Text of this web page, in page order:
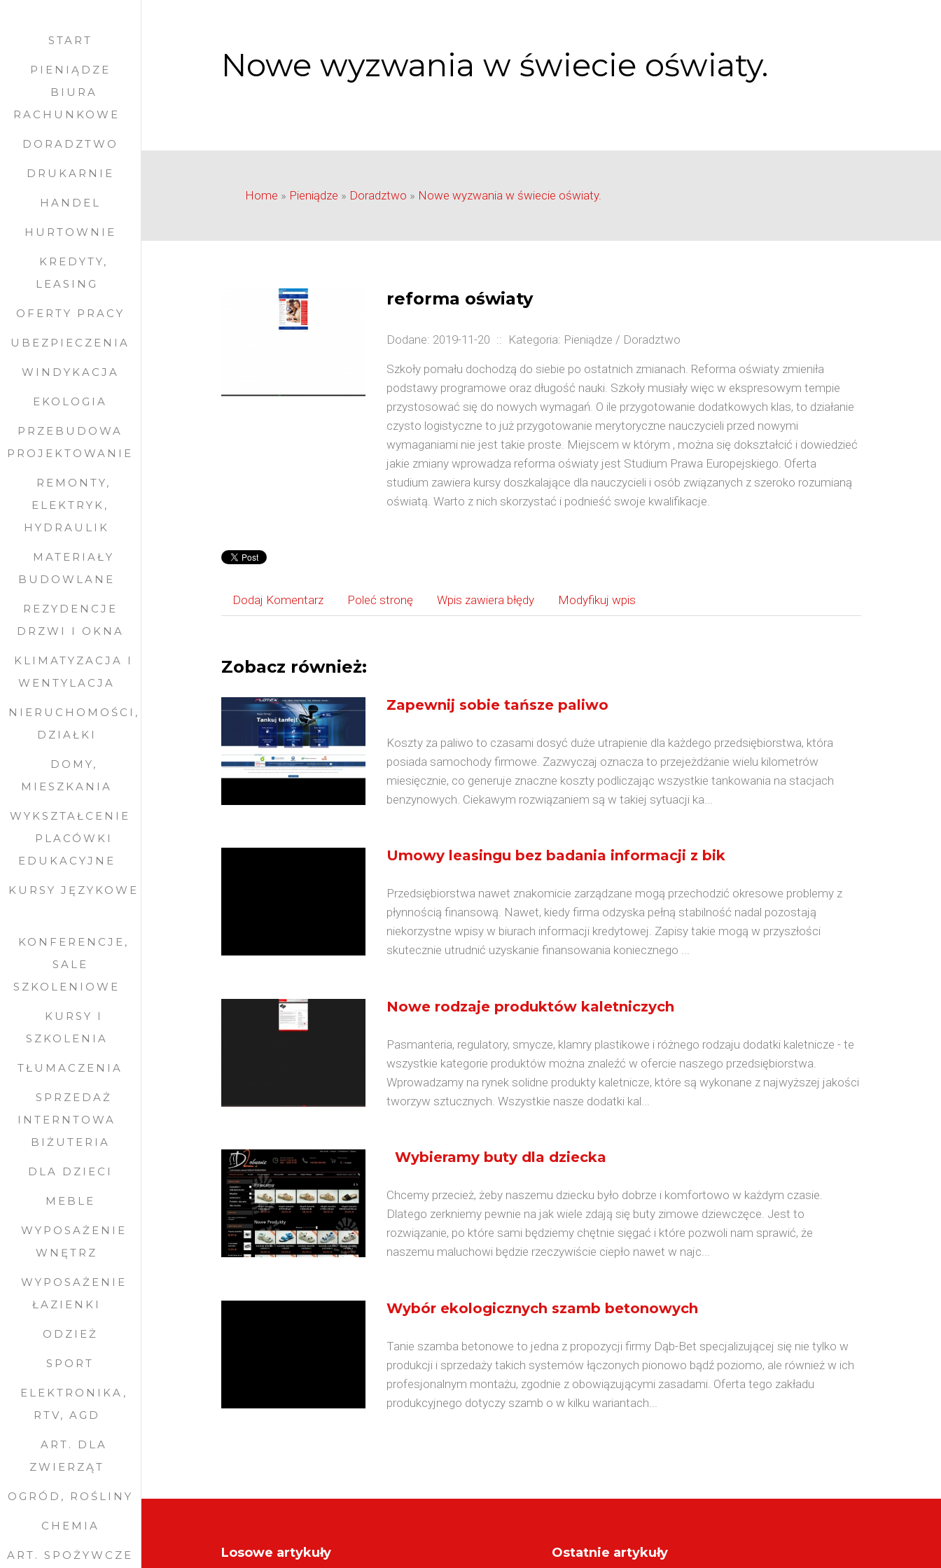
START
PIENIĄDZE
BIURA
RACHUNKOWE
DORADZTWO
DRUKARNIE
HANDEL
HURTOWNIE
KREDYTY,
LEASING
OFERTY PRACY
UBEZPIECZENIA
WINDYKACJA
EKOLOGIA
PRZEBUDOWA
PROJEKTOWANIE
REMONTY,
ELEKTRYK,
HYDRAULIK
MATERIAŁY
BUDOWLANE
REZYDENCJE
DRZWI I OKNA
KLIMATYZACJA I
WENTYLACJA
NIERUCHOMOŚCI,
DZIAŁKI
DOMY,
MIESZKANIA
WYKSZTAŁCENIE
PLACÓWKI
EDUKACYJNE
KURSY JĘZYKOWE
KONFERENCJE,
SALE
SZKOLENIOWE
KURSY I
SZKOLENIA
TŁUMACZENIA
SPRZEDAŻ
INTERNTOWA
BIŻUTERIA
DLA DZIECI
MEBLE
WYPOSAŻENIE
WNĘTRZ
WYPOSAŻENIE
ŁAZIENKI
ODZIEŻ
SPORT
ELEKTRONIKA,
RTV, AGD
ART. DLA
ZWIERZĄT
OGRÓD, ROŚLINY
CHEMIA
ART. SPOŻYWCZE
Nowe wyzwania w świecie oświaty.
Home » Pieniądze » Doradztwo » Nowe wyzwania w świecie oświaty.
reforma oświaty
Dodane: 2019-11-20 :: Kategoria: Pieniądze / Doradztwo
Szkoły pomału dochodzą do siebie po ostatnich zmianach. Reforma oświaty zmieniła
podstawy programowe oraz długość nauki. Szkoły musiały więc w ekspresowym tempie
przystosować się do nowych wymagań. O ile przygotowanie dodatkowych klas, to działanie
czysto logistyczne to już przygotowanie merytoryczne nauczycieli przed nowymi
wymaganiami nie jest takie proste. Miejscem w którym , można się dokształcić i dowiedzieć
jakie zmiany wprowadza reforma oświaty jest Studium Prawa Europejskiego. Oferta
studium zawiera kursy doszkalające dla nauczycieli i osób związanych z szeroko rozumianą
oświatą. Warto z nich skorzystać i podnieść swoje kwalifikacje.
Dodaj Komentarz Poleć stronę Wpis zawiera błędy Modyfikuj wpis
Zobacz również:
Zapewnij sobie tańsze paliwo
Koszty za paliwo to czasami dosyć duże utrapienie dla każdego przedsiębiorstwa, która
posiada samochody firmowe. Zazwyczaj oznacza to przejeżdżanie wielu kilometrów
miesięcznie, co generuje znaczne koszty podliczając wszystkie tankowania na stacjach
benzynowych. Ciekawym rozwiązaniem są w takiej sytuacji ka...
Umowy leasingu bez badania informacji z bik
Przedsiębiorstwa nawet znakomicie zarządzane mogą przechodzić okresowe problemy z
płynnością finansową. Nawet, kiedy firma odzyska pełną stabilność nadal pozostają
niekorzystne wpisy w biurach informacji kredytowej. Zapisy takie mogą w przyszłości
skutecznie utrudnić uzyskanie finansowania koniecznego ...
Nowe rodzaje produktów kaletniczych
Pasmanteria, regulatory, smycze, klamry plastikowe i różnego rodzaju dodatki kaletnicze - te
wszystkie kategorie produktów można znaleźć w ofercie naszego przedsiębiorstwa.
Wprowadzamy na rynek solidne produkty kaletnicze, które są wykonane z najwyższej jakości
tworzyw sztucznych. Wszystkie nasze dodatki kal...
Wybieramy buty dla dziecka
Chcemy przecież, żeby naszemu dziecku było dobrze i komfortowo w każdym czasie.
Dlatego zerkniemy pewnie na jak wiele zdają się buty zimowe dziewczęce. Jest to
rozwiązanie, po które sami będziemy chętnie sięgać i które pozwoli nam sprawić, że
naszemu maluchowi będzie rzeczywiście ciepło nawet w najc...
Wybór ekologicznych szamb betonowych
Tanie szamba betonowe to jedna z propozycji firmy Dąb-Bet specjalizującej się nie tylko w
produkcji i sprzedaży takich systemów łączonych pionowo bądź poziomo, ale również w ich
profesjonalnym montażu, zgodnie z obowiązującymi zasadami. Oferta tego zakładu
produkcyjnego dotyczy szamb o w kilku wariantach...
Losowe artykuły Ostatnie artykuły